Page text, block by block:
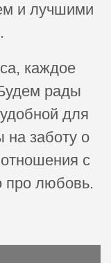
и лучшими
каждое
рады
для
заботу о
с
про любовь.